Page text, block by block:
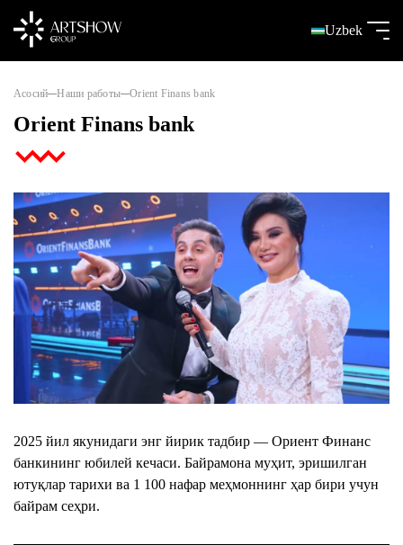
Uzbek
Асосий Наши работы Orient Finans bank
Orient Finans bank
2025 йил якунидаги энг йирик тадбир — Ориент Финанс
банкининг юбилей кечаси. Байрамона муҳит, эришилган
ютуқлар тарихи ва 1 100 нафар меҳмоннинг ҳар бири учун
байрам сеҳри.